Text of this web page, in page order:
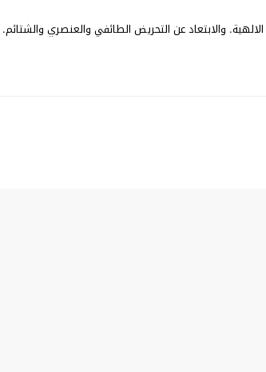
والابتعاد عن التحريض الطائفي والعنصري والشتائم.